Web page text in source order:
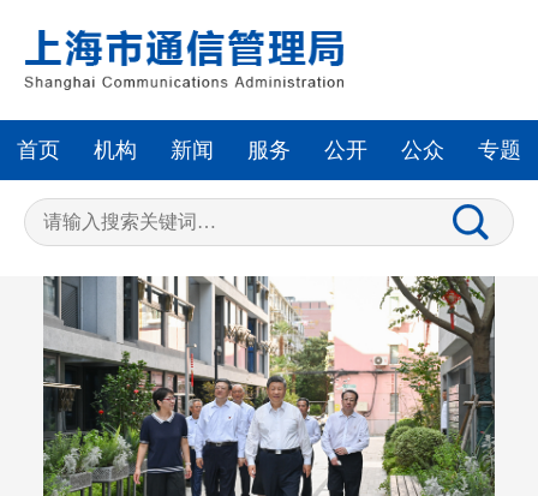
首页 机构 新闻 服务 公开 公众 专题